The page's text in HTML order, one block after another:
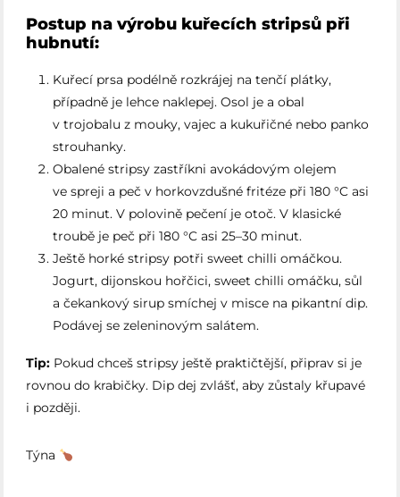
Postup na výrobu kuřecích stripsů při
hubnutí:
Kuřecí prsa podélně rozkrájej na tenčí plátky,
případně je lehce naklepej. Osol je a obal
v trojobalu z mouky, vajec a kukuřičné nebo panko
strouhanky.
Obalené stripsy zastříkni avokádovým olejem
ve spreji a peč v horkovzdušné fritéze při 180 °C asi
20 minut. V polovině pečení je otoč. V klasické
troubě je peč při 180 °C asi 25–30 minut.
Ještě horké stripsy potři sweet chilli omáčkou.
Jogurt, dijonskou hořčici, sweet chilli omáčku, sůl
a čekankový sirup smíchej v misce na pikantní dip.
Podávej se zeleninovým salátem.
Tip: Pokud chceš stripsy ještě praktičtější, připrav si je
rovnou do krabičky. Dip dej zvlášť, aby zůstaly křupavé
i později.
Týna